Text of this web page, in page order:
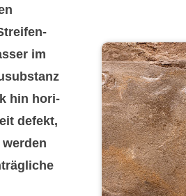
im
hin hori­
defekt,